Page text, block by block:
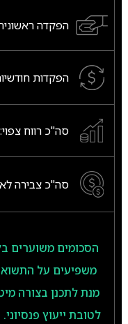
הפקדה
הפקדות
סה"כ רווח צפוי:
סה"כ צבירה
הסכומים משוערים
משפיעים על
מנת לתכנן בצורה
לטובת ייעוץ